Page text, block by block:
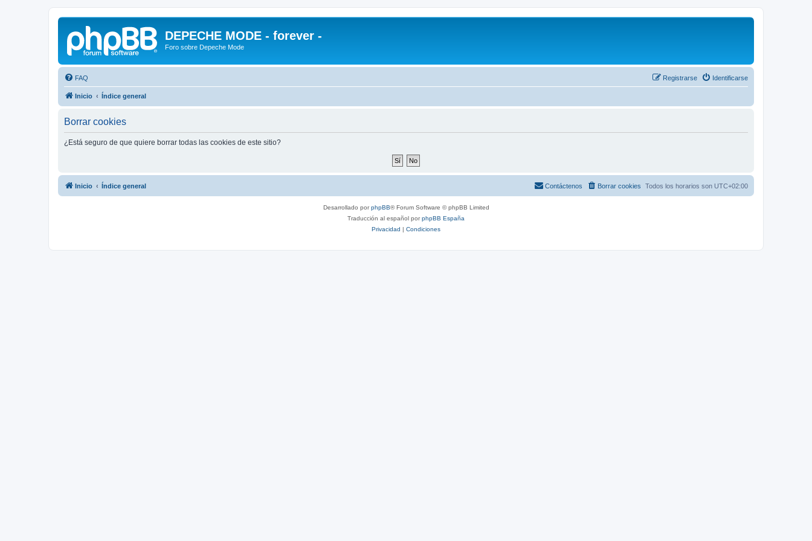
DEPECHE MODE - forever -
Foro sobre Depeche Mode
FAQ Identificarse
Registrarse
Inicio Índice general
Borrar cookies
¿Está seguro de que quiere borrar todas las cookies de este sitio?
Inicio Índice general Todos los horarios son UTC+02:00
Borrar cookies
Contáctenos
Desarrollado porphpBB® Forum Software © phpBB Limited
Traducción al español porphpBB España
Privacidad | Condiciones